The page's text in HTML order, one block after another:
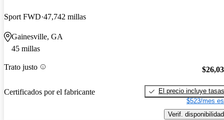
Sport FWD 47,742 millas
Gainesville, GA
45 millas
Trato justo
Certificados por el fabricante
El precio incluye tasas
$523/mes
Verif. disponibilidad